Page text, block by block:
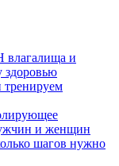
влагалища и
здоровью
тренируем
и женщин
шагов нужно